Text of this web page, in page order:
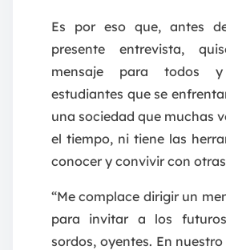
Es por eso que, antes
presente entrevista,
mensaje para todos
estudiantes que se
una sociedad que muchas
el tiempo, ni tiene las
conocer y convivir con
“Me complace dirigir un
para invitar a los futuros
sordos, oyentes. En